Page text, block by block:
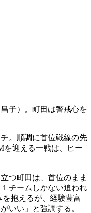
子）。町田は警戒心を
。順調に首位戦線の先
を迎える一戦は、ヒー
つ町田は、首位のまま
チームしかない追われ
を抱えるが、経験豊富
いい」と強調する。